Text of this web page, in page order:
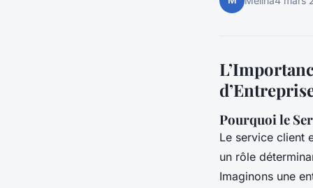
Pourquoi le
Le service client
un rôle
Imaginons une